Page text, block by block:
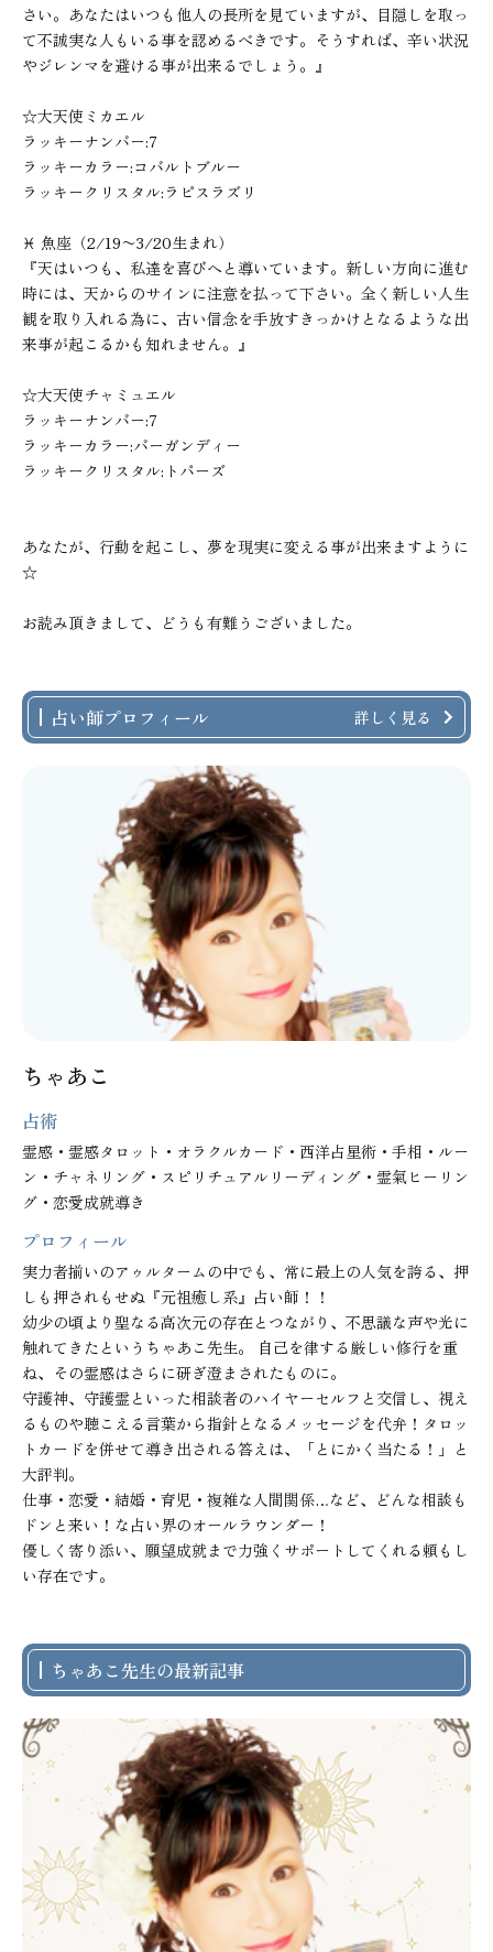
さい。あなたはいつも他人の長所を見ていますが、目隠しを取っ
て不誠実な人もいる事を認めるべきです。そうすれば、辛い状況
やジレンマを避ける事が出来るでしょう。』
☆大天使ミカエル
ラッキーナンバー:7
ラッキーカラー:コバルトブルー
ラッキークリスタル:ラピスラズリ
♓︎ 魚座（2/19〜3/20生まれ）
『天はいつも、私達を喜びへと導いています。新しい方向に進む
時には、天からのサインに注意を払って下さい。全く新しい人生
観を取り入れる為に、古い信念を手放すきっかけとなるような出
来事が起こるかも知れません。』
☆大天使チャミュエル
ラッキーナンバー:7
ラッキーカラー:バーガンディー
ラッキークリスタル:トパーズ
あなたが、行動を起こし、夢を現実に変える事が出来ますように
☆
お読み頂きまして、どうも有難うございました。
占い師プロフィール 詳しく見る
ちゃあこ
占術
霊感・霊感タロット・オラクルカード・西洋占星術・手相・ルー
ン・チャネリング・スピリチュアルリーディング・霊氣ヒーリン
グ・恋愛成就導き
プロフィール
実力者揃いのアゥルタームの中でも、常に最上の人気を誇る、押
しも押されもせぬ『元祖癒し系』占い師！！
幼少の頃より聖なる高次元の存在とつながり、不思議な声や光に
触れてきたというちゃあこ先生。 自己を律する厳しい修行を重
ね、その霊感はさらに研ぎ澄まされたものに。
守護神、守護霊といった相談者のハイヤーセルフと交信し、視え
るものや聴こえる言葉から指針となるメッセージを代弁！タロッ
トカードを併せて導き出される答えは、「とにかく当たる！」と
大評判。
仕事・恋愛・結婚・育児・複雑な人間関係…など、どんな相談も
ドンと来い！な占い界のオールラウンダー！
優しく寄り添い、願望成就まで力強くサポートしてくれる頼もし
い存在です。
ちゃあこ先生の最新記事